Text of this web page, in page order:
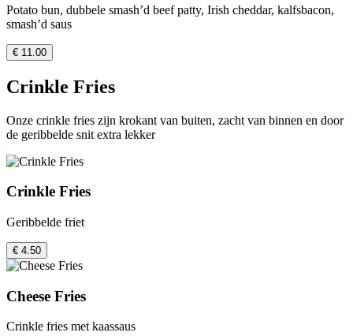
Potato bun, dubbele smash’d beef patty, Irish cheddar, kalfsbacon,
smash’d saus
€ 11.00
Crinkle Fries
Onze crinkle fries zijn krokant van buiten, zacht van binnen en door
de geribbelde snit extra lekker
Crinkle Fries
Geribbelde friet
€ 4.50
Cheese Fries
Crinkle fries met kaassaus